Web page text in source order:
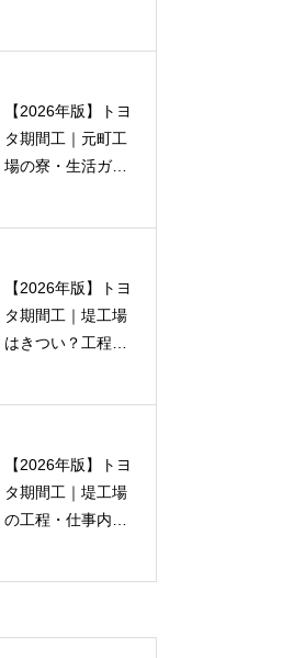
【2026年版】トヨ
タ期間工｜元町工
場の寮・生活ガイ
【2026年版】トヨ
タ期間工｜堤工場
はきつい？工程ご
【2026年版】トヨ
タ期間工｜堤工場
の工程・仕事内容